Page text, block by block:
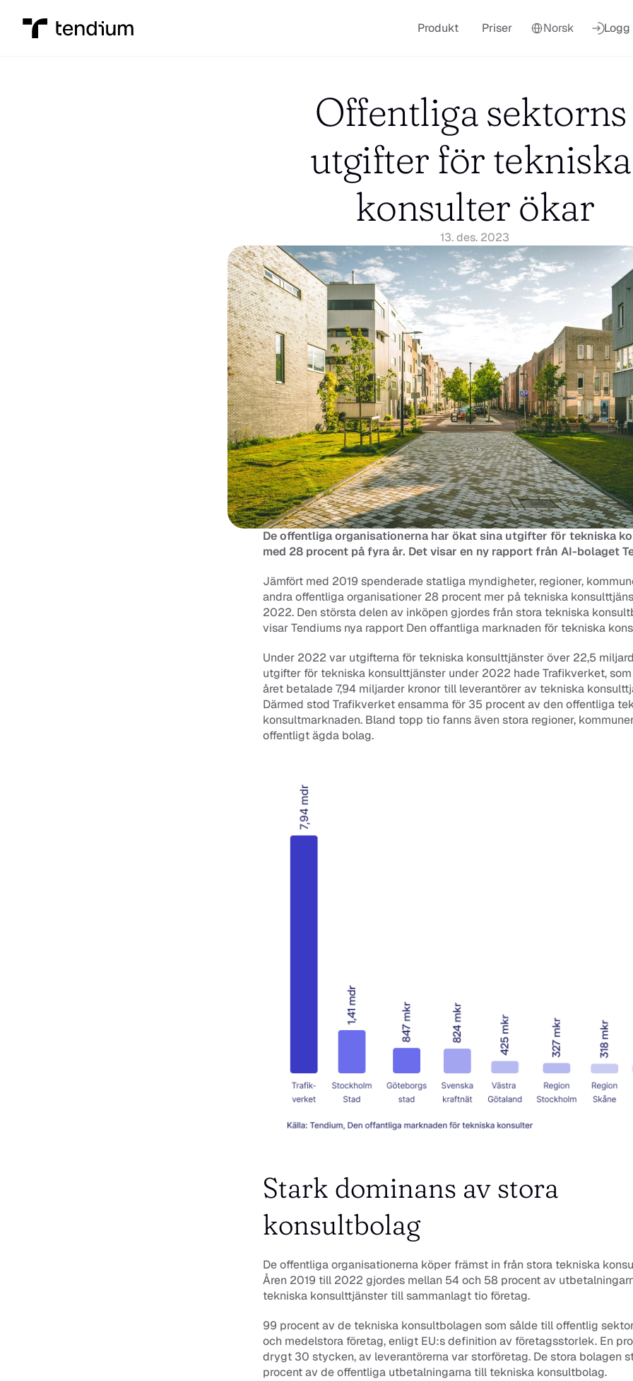
Produkt Priser Norsk Logg
Offentliga sektorns
utgifter för tekniska
konsulter ökar
13. des. 2023
De offentliga organisationerna har ökat sina utgifter för tekniska
med 28 procent på fyra år. Det visar en ny rapport från AI-bolaget
Jämfört med 2019 spenderade statliga myndigheter, regioner,
andra offentliga organisationer 28 procent mer på tekniska
2022. Den största delen av inköpen gjordes från stora tekniska
visar Tendiums nya rapport Den offantliga marknaden för tekniska
Under 2022 var utgifterna för tekniska konsulttjänster över 22,5
utgifter för tekniska konsulttjänster under 2022 hade Trafikverket,
året betalade 7,94 miljarder kronor till leverantörer av tekniska
Därmed stod Trafikverket ensamma för 35 procent av den offentliga
konsultmarknaden. Bland topp tio fanns även stora regioner,
offentligt ägda bolag.
Stark dominans av stora
konsultbolag
De offentliga organisationerna köper främst in från stora tekniska
Åren 2019 till 2022 gjordes mellan 54 och 58 procent av
tekniska konsulttjänster till sammanlagt tio företag.
99 procent av de tekniska konsultbolagen som sålde till offentlig
och medelstora företag, enligt EU:s definition av företagsstorlek. En
drygt 30 stycken, av leverantörerna var storföretag. De stora bolagen
procent av de offentliga utbetalningarna till tekniska konsultbolag.